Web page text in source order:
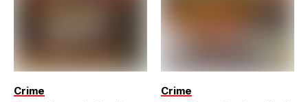
Crime Crime